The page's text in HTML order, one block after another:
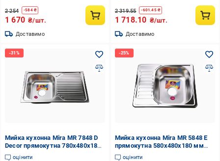
2 254 -584₴
1 670 ₴/шт.
Доставимо
2 319.55 -601.45₴
1 718.10 ₴/шт.
Доставимо
Мийка кухонна Mira MR 7848 D
Decor прямокутна 780х480х180
мм
оцінити
Мийка кухонна Mira MR 5848 E
прямокутна 580х480х180 мм
Satin
оцінити